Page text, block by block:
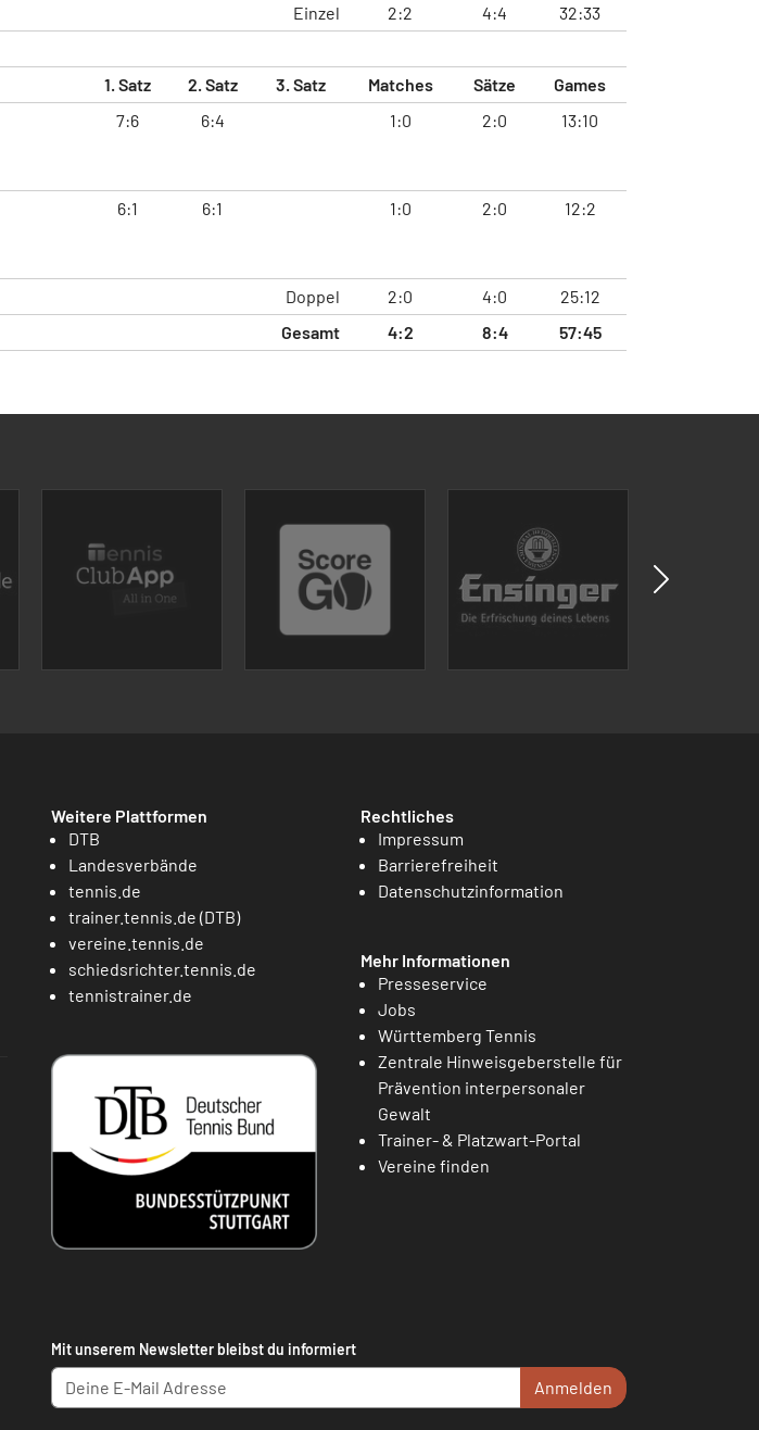
Einzel
2:2 4:4
32:33
1. Satz 2. Satz 3. Satz Matches Sätze Games
7:6 6:4 1:0 2:0 13:10
6:1 6:1 1:0 2:0 12:2
Doppel 2:0 4:0
25:12
Gesamt
4:2 8:4 57:45
Weitere Plattformen
DTB
Landesverbände
tennis.de
trainer.tennis.de (DTB)
vereine.tennis.de
schiedsrichter.tennis.de
tennistrainer.de
Rechtliches
Impressum
Barrierefreiheit
Datenschutzinformation
Mehr Informationen
Presseservice
Jobs
Württemberg Tennis
Zentrale Hinweisgeberstelle für
Prävention interpersonaler
Gewalt
Trainer- & Platzwart-Portal
Vereine finden
Mit unserem Newsletter bleibst du informiert
Anmelden